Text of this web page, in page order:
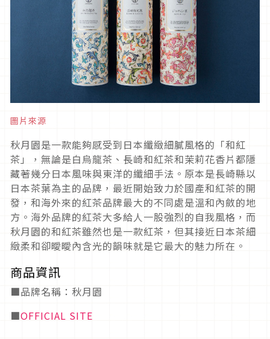
圖片來源
秋月園是一款能夠感受到日本纖緻細膩風格的「和紅
茶」，無論是白烏龍茶、長崎和紅茶和茉莉花香片都隱
藏著幾分日本風味與東洋的纖細手法。原本是長崎縣以
日本茶葉為主的品牌，最近開始致力於國產和紅茶的開
發，和海外來的紅茶品牌最大的不同處是溫和內斂的地
方。海外品牌的紅茶大多給人一股強烈的自我風格，而
秋月園的和紅茶雖然也是一款紅茶，但其接近日本茶細
緻柔和卻曖曖內含光的韻味就是它最大的魅力所在。
商品資訊
■品牌名稱：秋月園
■OFFICIAL SITE